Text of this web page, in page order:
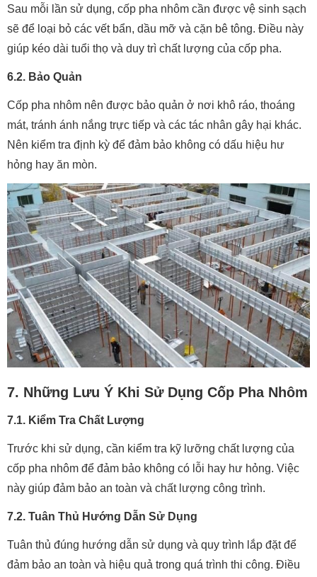
Sau mỗi lần sử dụng, cốp pha nhôm cần được vệ sinh sạch
sẽ để loại bỏ các vết bẩn, dầu mỡ và cặn bê tông. Điều này
giúp kéo dài tuổi thọ và duy trì chất lượng của cốp pha.
6.2. Bảo Quản
Cốp pha nhôm nên được bảo quản ở nơi khô ráo, thoáng
mát, tránh ánh nắng trực tiếp và các tác nhân gây hại khác.
Nên kiểm tra định kỳ để đảm bảo không có dấu hiệu hư
hỏng hay ăn mòn.
7. Những Lưu Ý Khi Sử Dụng Cốp Pha Nhôm
7.1. Kiểm Tra Chất Lượng
Trước khi sử dụng, cần kiểm tra kỹ lưỡng chất lượng của
cốp pha nhôm để đảm bảo không có lỗi hay hư hỏng. Việc
này giúp đảm bảo an toàn và chất lượng công trình.
7.2. Tuân Thủ Hướng Dẫn Sử Dụng
Tuân thủ đúng hướng dẫn sử dụng và quy trình lắp đặt để
đảm bảo an toàn và hiệu quả trong quá trình thi công. Điều